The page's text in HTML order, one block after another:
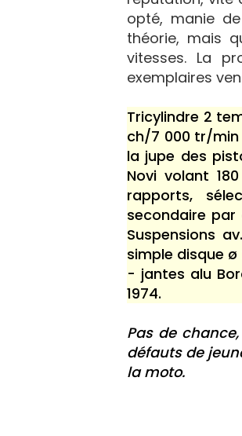
opté, manie
théorie, mais
vitesses. La
exemplaires
Tricylindre 2
ch/7 000 tr/
la jupe des
Novi volant
rapports,
secondaire
Suspensions
simple disque ø
- jantes alu
1974.
Pas de
défauts de
la moto.